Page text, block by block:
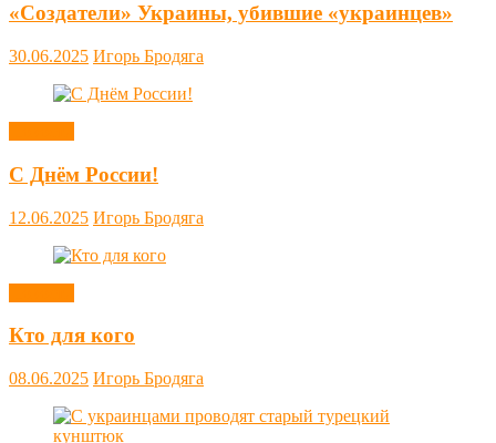
«Создатели» Украины, убившие «украинцев»
30.06.2025 Игорь Бродяга
С Днём России!
12.06.2025 Игорь Бродяга
Кто для кого
08.06.2025 Игорь Бродяга